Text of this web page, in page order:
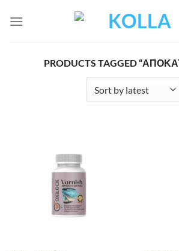
στο
PRODUCTS TAGGED